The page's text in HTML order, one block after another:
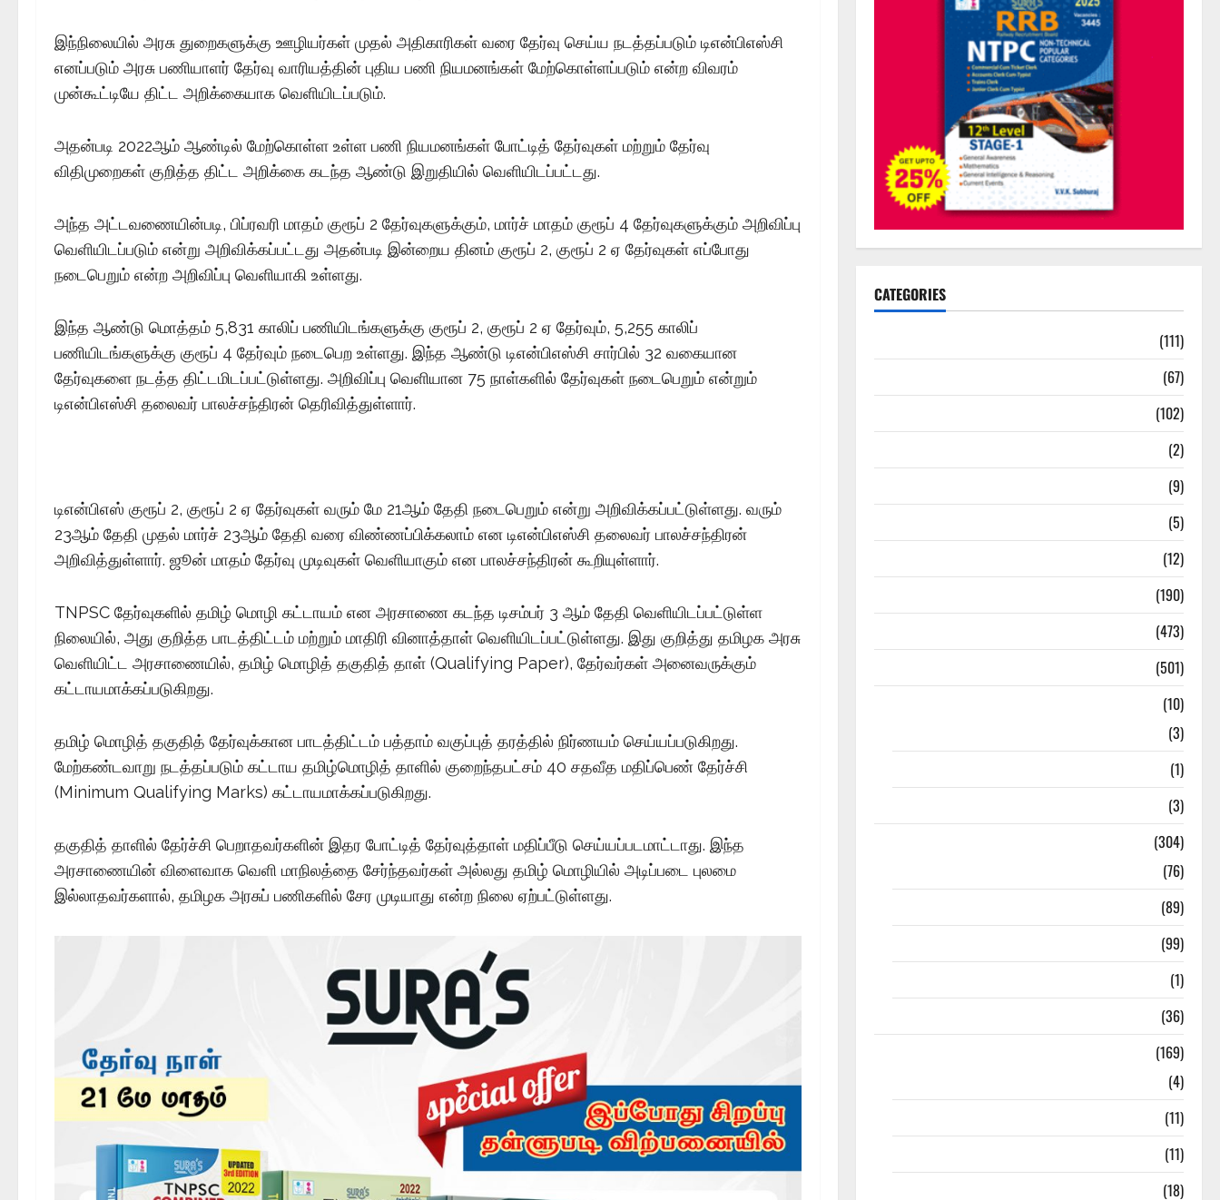
இந்நிலையில் அரசு துறைகளுக்கு ஊழியர்கள் முதல் அதிகாரிகள் வரை தேர்வு செய்ய நடத்தப்படும் டிஎன்பிஎஸ்சி
எனப்படும் அரசு பணியாளர் தேர்வு வாரியத்தின் புதிய பணி நியமனங்கள் மேற்கொள்ளப்படும் என்ற விவரம்
முன்கூட்டியே திட்ட அறிக்கையாக வெளியிடப்படும்.
அதன்படி 2022ஆம் ஆண்டில் மேற்கொள்ள உள்ள பணி நியமனங்கள் போட்டித் தேர்வுகள் மற்றும் தேர்வு
விதிமுறைகள் குறித்த திட்ட அறிக்கை கடந்த ஆண்டு இறுதியில் வெளியிடப்பட்டது.
அந்த அட்டவணையின்படி, பிப்ரவரி மாதம் குரூப் 2 தேர்வுகளுக்கும், மார்ச் மாதம் குரூப் 4 தேர்வுகளுக்கும் அறிவிப்பு
வெளியிடப்படும் என்று அறிவிக்கப்பட்டது அதன்படி இன்றைய தினம் குரூப் 2, குரூப் 2 ஏ தேர்வுகள் எப்போது
நடைபெறும் என்ற அறிவிப்பு வெளியாகி உள்ளது.
இந்த ஆண்டு மொத்தம் 5,831 காலிப் பணியிடங்களுக்கு குரூப் 2, குரூப் 2 ஏ தேர்வும், 5,255 காலிப்
பணியிடங்களுக்கு குரூப் 4 தேர்வும் நடைபெற உள்ளது. இந்த ஆண்டு டிஎன்பிஎஸ்சி சார்பில் 32 வகையான
தேர்வுகளை நடத்த திட்டமிடப்பட்டுள்ளது. அறிவிப்பு வெளியான 75 நாள்களில் தேர்வுகள் நடைபெறும் என்றும்
டிஎன்பிஎஸ்சி தலைவர் பாலச்சந்திரன் தெரிவித்துள்ளார்.
டிஎன்பிஎஸ் குரூப் 2, குரூப் 2 ஏ தேர்வுகள் வரும் மே 21ஆம் தேதி நடைபெறும் என்று அறிவிக்கப்பட்டுள்ளது. வரும்
23ஆம் தேதி முதல் மார்ச் 23ஆம் தேதி வரை விண்ணப்பிக்கலாம் என டிஎன்பிஎஸ்சி தலைவர் பாலச்சந்திரன்
அறிவித்துள்ளார். ஜூன் மாதம் தேர்வு முடிவுகள் வெளியாகும் என பாலச்சந்திரன் கூறியுள்ளார்.
TNPSC தேர்வுகளில் தமிழ் மொழி கட்டாயம் என அரசாணை கடந்த டிசம்பர் 3 ஆம் தேதி வெளியிடப்பட்டுள்ள
நிலையில், அது குறித்த பாடத்திட்டம் மற்றும் மாதிரி வினாத்தாள் வெளியிடப்பட்டுள்ளது. இது குறித்து தமிழக அரசு
வெளியிட்ட அரசாணையில், தமிழ் மொழித் தகுதித் தாள் (Qualifying Paper), தேர்வர்கள் அனைவருக்கும்
கட்டாயமாக்கப்படுகிறது.
தமிழ் மொழித் தகுதித் தேர்வுக்கான பாடத்திட்டம் பத்தாம் வகுப்புத் தரத்தில் நிர்ணயம் செய்யப்படுகிறது.
மேற்கண்டவாறு நடத்தப்படும் கட்டாய தமிழ்மொழித் தாளில் குறைந்தபட்சம் 40 சதவீத மதிப்பெண் தேர்ச்சி
(Minimum Qualifying Marks) கட்டாயமாக்கப்படுகிறது.
தகுதித் தாளில் தேர்ச்சி பெறாதவர்களின் இதர போட்டித் தேர்வுத்தாள் மதிப்பீடு செய்யப்படமாட்டாது. இந்த
அரசாணையின் விளைவாக வெளி மாநிலத்தை சேர்ந்தவர்கள் அல்லது தமிழ் மொழியில் அடிப்படை புலமை
இல்லாதவர்களால், தமிழக அரசுப் பணிகளில் சேர முடியாது என்ற நிலை ஏற்பட்டுள்ளது.
CATEGORIES
(111)
(67)
(102)
(2)
(9)
(5)
(12)
(190)
(473)
(501)
(10)
(3)
(1)
(3)
(304)
(76)
(89)
(99)
(1)
(36)
(169)
(4)
(11)
(11)
(18)